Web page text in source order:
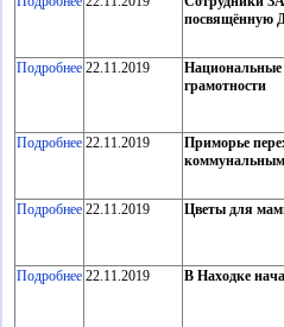
посвящённую
Подробнее 22.11.2019
грамотности
Подробнее 22.11.2019
Приморье
Подробнее 22.11.2019 Цветы для
Подробнее 22.11.2019 В Находке